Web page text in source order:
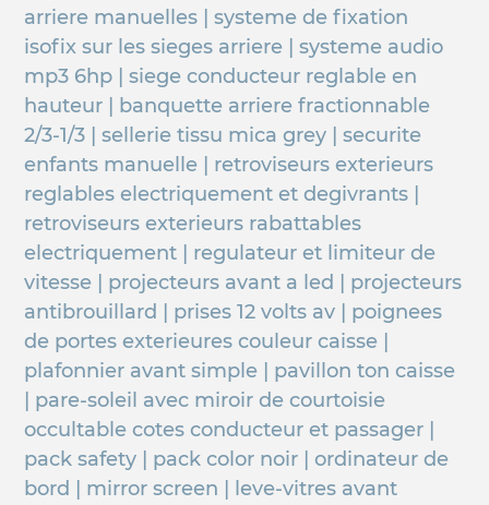
arriere manuelles | systeme de fixation
isofix sur les sieges arriere | systeme audio
mp3 6hp | siege conducteur reglable en
hauteur | banquette arriere fractionnable
2/3-1/3 | sellerie tissu mica grey | securite
enfants manuelle | retroviseurs exterieurs
reglables electriquement et degivrants |
retroviseurs exterieurs rabattables
electriquement | regulateur et limiteur de
vitesse | projecteurs avant a led | projecteurs
antibrouillard | prises 12 volts av | poignees
de portes exterieures couleur caisse |
plafonnier avant simple | pavillon ton caisse
| pare-soleil avec miroir de courtoisie
occultable cotes conducteur et passager |
pack safety | pack color noir | ordinateur de
bord | mirror screen | leve-vitres avant